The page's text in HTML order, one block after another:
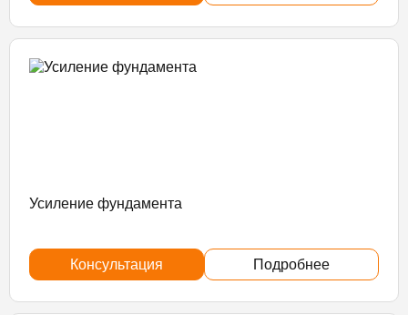
Усиление фундамента
Консультация Подробнее